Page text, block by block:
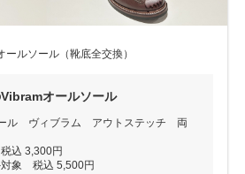
ービス（配送修理）
ールソール（靴底全交換）
オールソール
ル ヴィブラム アウトステッチ 両
込 3,300円
象 税込 5,500円